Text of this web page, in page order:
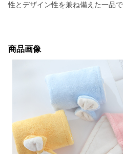
性とデザイン性を兼ね備えた一品で
商品画像